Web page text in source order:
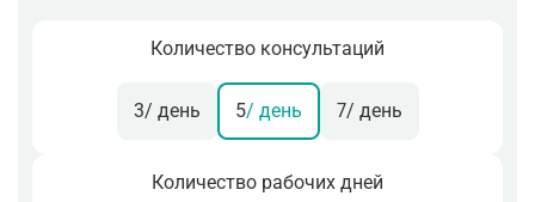
Количество консультаций
3/ день 5/ день 7/ день
Количество рабочих дней